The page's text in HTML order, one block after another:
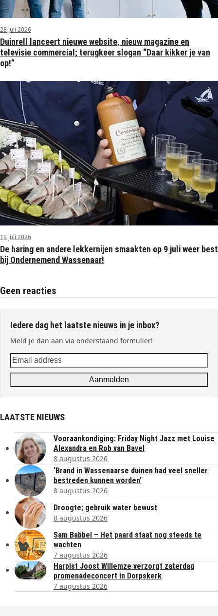
28 juli 2026
Duinrell lanceert nieuwe website, nieuw magazine en
televisie commercial; terugkeer slogan “Daar kikker je van
op!”
19 juli 2026
De haring en andere lekkernijen smaakten op 9 juli weer best
bij Ondernemend Wassenaar!
Geen reacties
Iedere dag het laatste nieuws in je inbox?
Meld je dan aan via onderstaand formulier!
Email
address
Aanmelden
LAATSTE NIEUWS
Vooraankondiging: Friday Night Jazz met Louise
Alexandra en Rob van Bavel
8 augustus 2026
‘Brand in Wassenaarse duinen had veel sneller
bestreden kunnen worden’
8 augustus 2026
Droogte; gebruik water bewust
8 augustus 2026
Sam Babbel – Het paard staat nog steeds te
wachten
7 augustus 2026
Harpist Joost Willemze verzorgt zaterdag
promenadeconcert in Dorpskerk
7 augustus 2026